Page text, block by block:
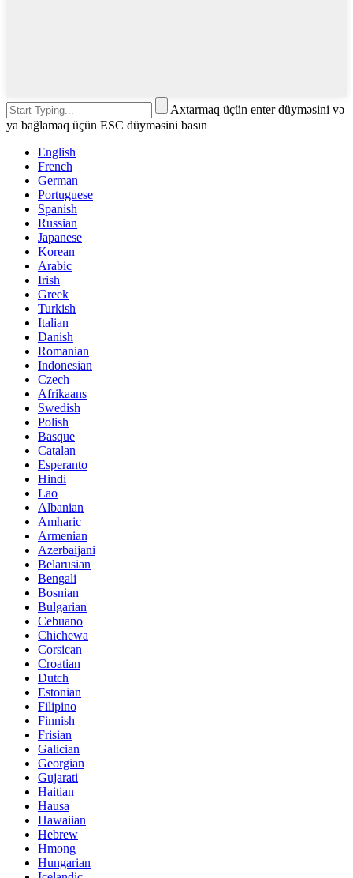
Axtarmaq üçün enter düyməsini və
ya bağlamaq üçün ESC düyməsini basın
English
French
German
Portuguese
Spanish
Russian
Japanese
Korean
Arabic
Irish
Greek
Turkish
Italian
Danish
Romanian
Indonesian
Czech
Afrikaans
Swedish
Polish
Basque
Catalan
Esperanto
Hindi
Lao
Albanian
Amharic
Armenian
Azerbaijani
Belarusian
Bengali
Bosnian
Bulgarian
Cebuano
Chichewa
Corsican
Croatian
Dutch
Estonian
Filipino
Finnish
Frisian
Galician
Georgian
Gujarati
Haitian
Hausa
Hawaiian
Hebrew
Hmong
Hungarian